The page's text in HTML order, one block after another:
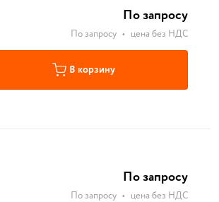
По запросу
По запросу • цена без НДС
В корзину
По запросу
По запросу • цена без НДС